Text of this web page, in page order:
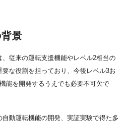
景
従来の運転支援機能やレベル2相当の
な役割を担っており、今後レベル3お
能を開発するうえでも必要不可欠で
動運転機能の開発、実証実験で得た多